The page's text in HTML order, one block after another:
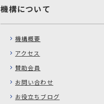
機構について
機構概要
アクセス
賛助会員
お問い合わせ
お役立ちブログ